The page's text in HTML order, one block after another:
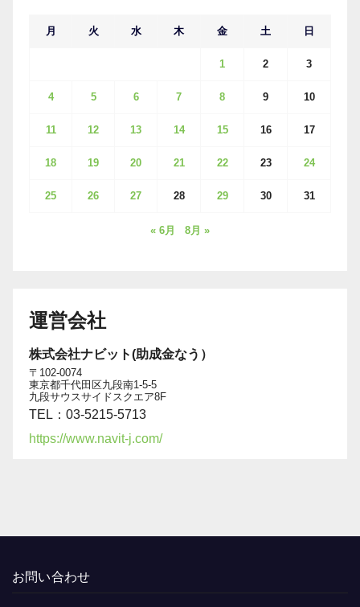
月 火 水 木 金 土 日
1 2 3
4 5 6 7 8 9 10
11 12 13 14 15 16 17
18 19 20 21 22 23 24
25 26 27 28 29 30 31
« 6月 8月 »
運営会社
株式会社ナビット(助成金なう）
〒102-0074
東京都千代田区九段南1-5-5
九段サウスサイドスクエア8F
TEL：03-5215-5713
https://www.navit-j.com/
お問い合わせ